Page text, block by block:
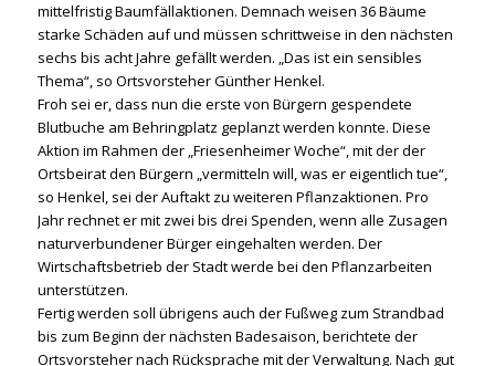
mittelfristig Baumfällaktionen. Demnach weisen 36 Bäume
starke Schäden auf und müssen schrittweise in den nächsten
sechs bis acht Jahre gefällt werden. „Das ist ein sensibles
Thema“, so Ortsvorsteher Günther Henkel.
Froh sei er, dass nun die erste von Bürgern gespendete
Blutbuche am Behringplatz geplanzt werden konnte. Diese
Aktion im Rahmen der „Friesenheimer Woche“, mit der der
Ortsbeirat den Bürgern „vermitteln will, was er eigentlich tue“,
so Henkel, sei der Auftakt zu weiteren Pflanzaktionen. Pro
Jahr rechnet er mit zwei bis drei Spenden, wenn alle Zusagen
naturverbundener Bürger eingehalten werden. Der
Wirtschaftsbetrieb der Stadt werde bei den Pflanzarbeiten
unterstützen.
Fertig werden soll übrigens auch der Fußweg zum Strandbad
bis zum Beginn der nächsten Badesaison, berichtete der
Ortsvorsteher nach Rücksprache mit der Verwaltung. Nach gut